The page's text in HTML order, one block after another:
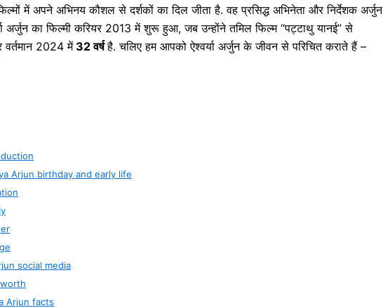
में अपने अभिनय कौशल से दर्शकों का दिल जीता है. वह प्रसिद्ध अभिनेता और निर्देशक अर्जुन
अर्जुन का फिल्मी करियर 2013 में शुरू हुआ, जब उन्होंने तमिल फिल्म “पट्टाथु यानई” से
वर्तमान 2024 में32 वर्षहै. चलिए हम आपको ऐश्वर्या अर्जुन के जीवन से परिचित कराते हैं –
Arjun birthday and early life
social media
worth
Arjun facts